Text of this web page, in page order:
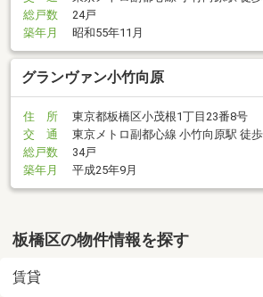
総戸数
24戸
築年月
昭和55年11月
グランヴァン小竹向原
住 所
東京都板橋区小茂根1丁目23番8号
交 通
東京メトロ副都心線 小竹向原駅 徒
総戸数
34戸
築年月
平成25年9月
板橋区の物件情報を探す
賃貸